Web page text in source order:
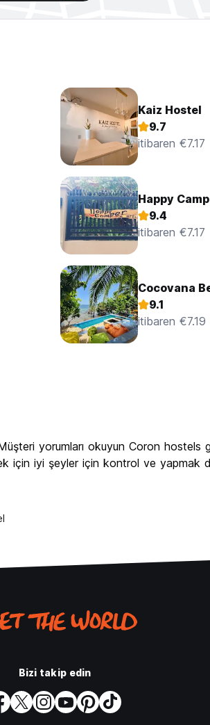
Kaiz Hostel
9.7
itibaren €7.17
Happy
9.4
itibaren €7.17
Cocovana
9.1
itibaren €7.19
yorumları okuyun Coron hostels
için iyi şeyler için kontrol ve
Bizi takip edin